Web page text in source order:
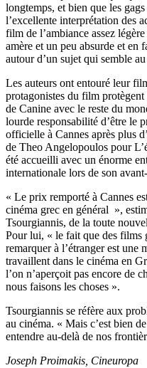
longtemps, et bien que les
l’excellente interprétation des
film de l’ambiance assez
amère et un peu absurde et en
autour d’un sujet qui semble
Les auteurs ont entouré leur
protagonistes du film
de Canine avec le reste du
lourde responsabilité d’être le
officielle à Cannes après plus
de Theo Angelopoulos pour
été accueilli avec un énorme
internationale lors de son
« Le prix remporté à Cannes
cinéma grec en général »,
Tsourgiannis, de la toute
Pour lui, « le fait que des films
remarquer à l’étranger est une
travaillent dans le cinéma en
l’on n’aperçoit pas encore de
nous faisons les choses ».
Tsourgiannis se réfère aux
au cinéma. « Mais c’est bien
entendre au-delà de nos
Joseph Proimakis, Cineuropa